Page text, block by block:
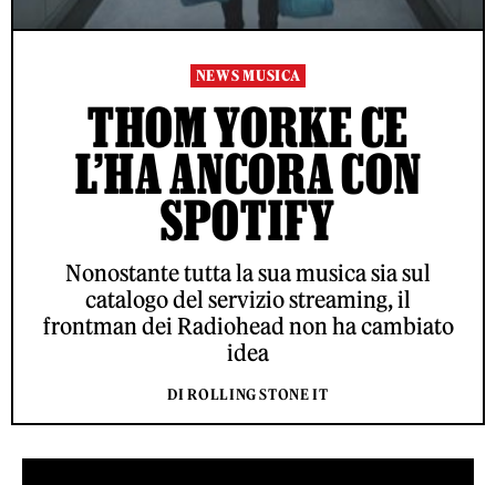
NEWS MUSICA
THOM YORKE CE
L’HA ANCORA CON
SPOTIFY
Nonostante tutta la sua musica sia sul
catalogo del servizio streaming, il
frontman dei Radiohead non ha cambiato
idea
DI ROLLING STONE IT